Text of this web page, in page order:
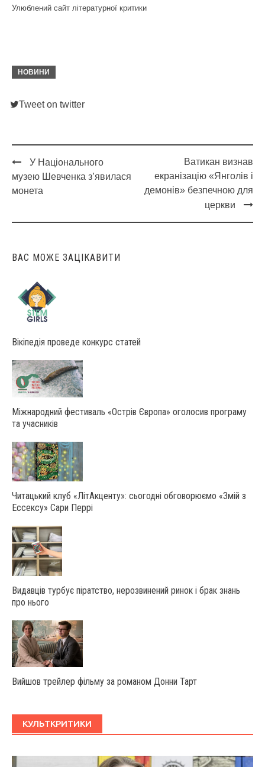
Улюблений сайт літературної критики
НОВИНИ
Tweet on twitter
Post
navigation
У Національного
музею Шевченка з’явилася
монета
Ватикан визнав
екранізацію «Янголів і
демонів» безпечною для
церкви
ВАС МОЖЕ ЗАЦІКАВИТИ
Вікіпедія проведе конкурс статей
Міжнародний фестиваль «Острів Європа» оголосив програму
та учасників
Читацький клуб «ЛітАкценту»: сьогодні обговорюємо «Змій з
Ессексу» Сари Перрі
Видавців турбує піратство, нерозвинений ринок і брак знань
про нього
Вийшов трейлер фільму за романом Донни Тарт
КУЛЬТКРИТИКИ